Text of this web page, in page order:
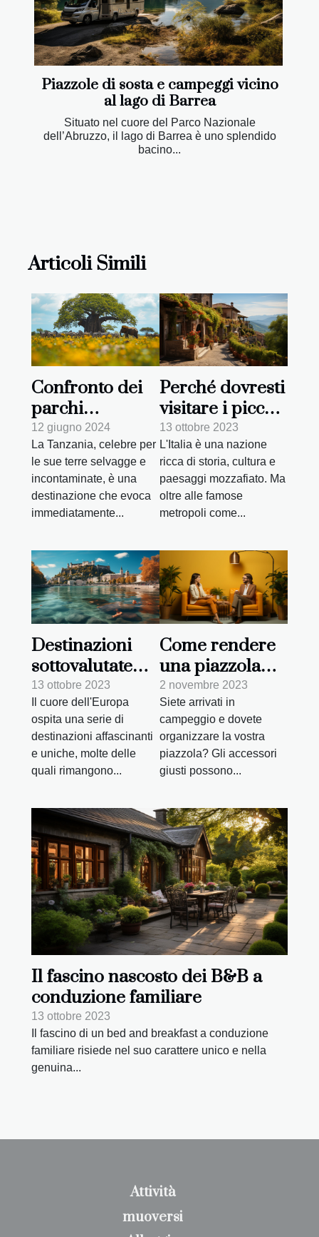
Piazzole di sosta e campeggi vicino
al lago di Barrea
Situato nel cuore del Parco Nazionale
dell’Abruzzo, il lago di Barrea è uno splendido
bacino...
Articoli Simili
Confronto dei
parchi
nazionali in
Tanzania: quale
scegliere per il
tuo safari
12 giugno 2024
La Tanzania, celebre per
le sue terre selvagge e
incontaminate, è una
destinazione che evoca
immediatamente...
Perché dovresti
visitare i piccoli
borghi italiani
13 ottobre 2023
L'Italia è una nazione
ricca di storia, cultura e
paesaggi mozzafiato. Ma
oltre alle famose
metropoli come...
Destinazioni
sottovalutate
nel cuore
dell'Europa
13 ottobre 2023
Il cuore dell'Europa
ospita una serie di
destinazioni affascinanti
e uniche, molte delle
quali rimangono...
Come rendere
una piazzola
più
confortevole
2 novembre 2023
Siete arrivati in
campeggio e dovete
organizzare la vostra
piazzola? Gli accessori
giusti possono...
Il fascino nascosto dei B&B a
conduzione familiare
13 ottobre 2023
Il fascino di un bed and breakfast a conduzione
familiare risiede nel suo carattere unico e nella
genuina...
Attività
muoversi